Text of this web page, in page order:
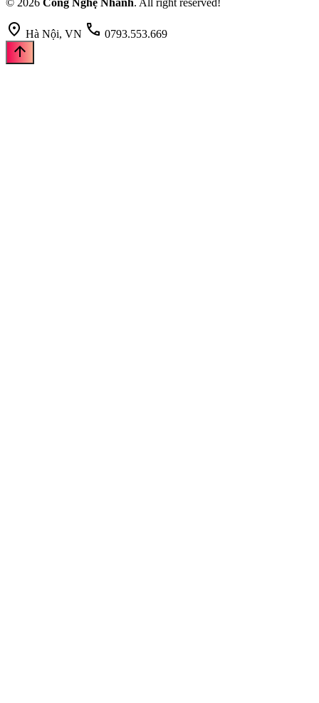
© 2026 Công Nghệ Nhanh. All right reserved!
location_on Hà Nội, VN call 0793.553.669
arrow_upward